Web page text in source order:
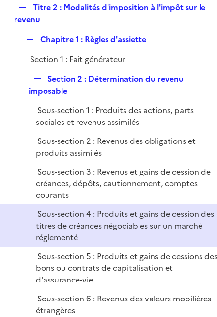
r l
r
e
l
e
Titre 2 : Modalités d'imposition à l'impôt sur le
revenu
p
e
r
Chapitre 1 : Règles d'assiette
Section 1 : Fait générateur
e
l
i
Section 2 : Détermination du revenu
imposable
Sous-section 1 : Produits des actions, parts
sociales et revenus assimilés
Sous-section 2 : Revenus des obligations et
produits assimilés
Sous-section 3 : Revenus et gains de cession de
créances, dépôts, cautionnement, comptes
courants
Sous-section 4 : Produits et gains de cession des
titres de créances négociables sur un marché
réglementé
Sous-section 5 : Produits et gains de cessions
bons ou contrats de capitalisation et
d'assurance-vie
Sous-section 6 : Revenus des valeurs mobilières
étrangères